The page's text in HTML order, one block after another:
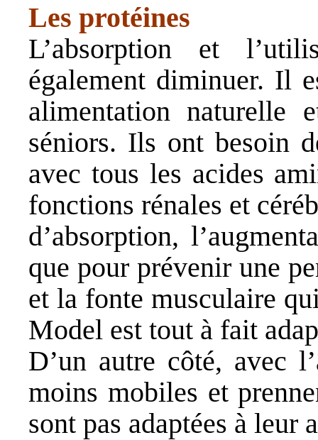
Les protéines
L’absorption et
également diminuer. Il
alimentation naturelle
séniors. Ils ont besoin
avec tous les acides
fonctions rénales et
d’absorption,
que pour prévenir une
et la fonte musculaire
Model est tout à fait
D’un autre côté, avec
moins mobiles et
sont pas adaptées à leur